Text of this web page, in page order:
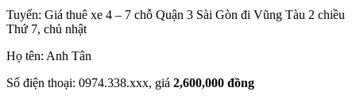
Tuyến: Giá thuê xe 4 – 7 chỗ Quận 3 Sài Gòn đi Vũng Tàu 2 chiều
Thứ 7, chủ nhật
Họ tên: Anh Tân
Số điện thoại: 0974.338.xxx, giá 2,600,000 đồng